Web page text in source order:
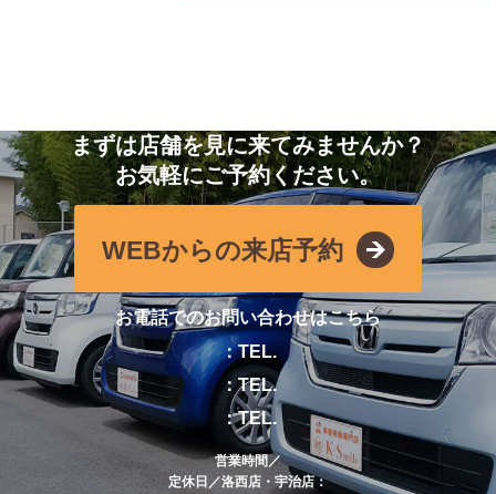
まずは店舗を見に来てみませんか？
お気軽にご予約ください。
WEBからの来店予約
お電話でのお問い合わせはこちら
：TEL.
：TEL.
：TEL.
営業時間／
定休日／洛西店・宇治店：